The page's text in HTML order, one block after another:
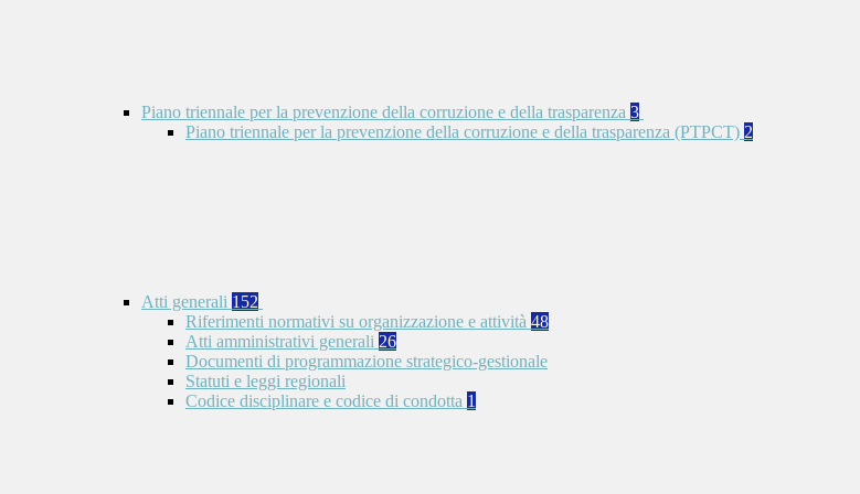
Piano triennale per la prevenzione della corruzione e della trasparenza 3
Piano triennale per la prevenzione della corruzione e della trasparenza (PTPCT) 2
Atti generali 152
Riferimenti normativi su organizzazione e attività 48
Atti amministrativi generali 26
Documenti di programmazione strategico-gestionale
Statuti e leggi regionali
Codice disciplinare e codice di condotta 1